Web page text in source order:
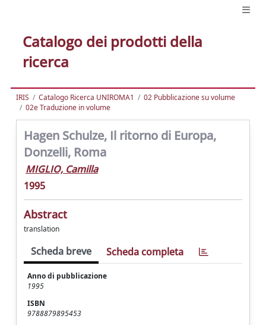
Catalogo dei prodotti della
ricerca
IRIS Catalogo Ricerca UNIROMA1
02 Pubblicazione su volume
02e Traduzione in volume
Hagen Schulze, Il ritorno di Europa,
Donzelli, Roma
MIGLIO, Camilla
1995
Abstract
translation
Scheda breve Scheda completa
Anno di pubblicazione
1995
ISBN
9788879895453